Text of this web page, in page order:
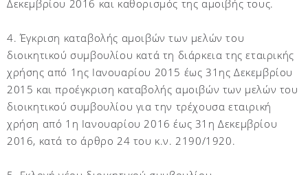
Δεκεμβρίου 2016 και καθορισμός της αμοιβής τους.
4. Έγκριση καταβολής αμοιβών των μελών του
διοικητικού συμβουλίου κατά τη διάρκεια της εταιρικής
χρήσης από 1ης Ιανουαρίου 2015 έως 31ης Δεκεμβρίου
2015 και προέγκριση καταβολής αμοιβών των μελών του
διοικητικού συμβουλίου για την τρέχουσα εταιρική
χρήση από 1η Ιανουαρίου 2016 έως 31η Δεκεμβρίου
2016, κατά το άρθρο 24 του κ.ν. 2190/1920.